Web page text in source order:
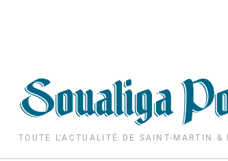
TOUTE L'ACTUALITÉ DE SAINT-MARTIN &